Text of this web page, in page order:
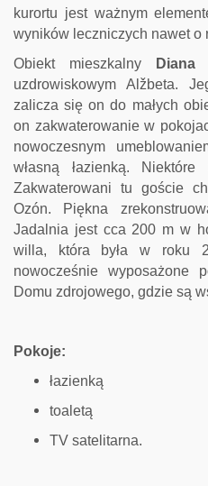
kurortu jest ważnym
wyników leczniczych nawet o
Obiekt mieszkalny
Diana
uzdrowiskowym Alžbeta.
zalicza się on do małych
on zakwaterowanie w
nowoczesnym
własną łazienką.
Zakwaterowani tu goście
Ozón. Piękna
Jadalnia jest cca 200 m w
willa, która była w roku
nowocześnie wyposażone
Domu zdrojowego, gdzie są
Pokoje:
łazienką
toaletą
TV satelitarna.